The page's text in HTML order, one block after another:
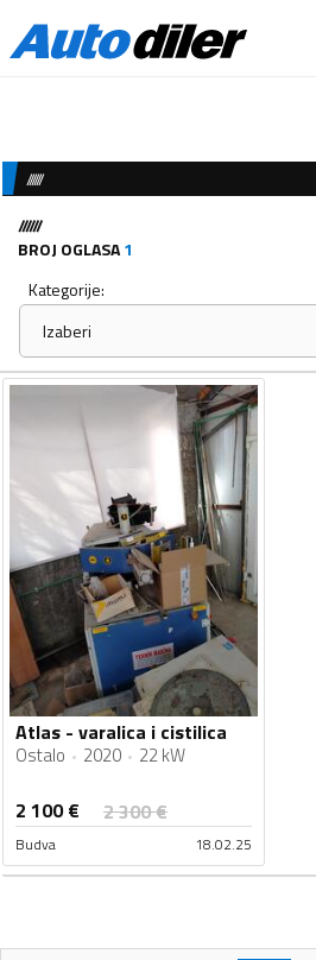
//////
//////
BROJ OGLASA1
Kategorije:
Izaberi
Atlas - varalica i cistilica
Ostalo 2020 22 kW
2 100€ 2 300€
Budva 18.02.25